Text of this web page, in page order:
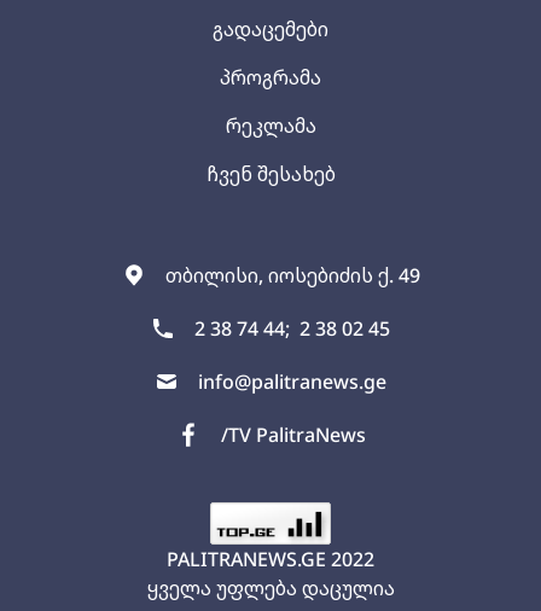
თბილისი, იოსებიძის ქ. 49
2 38 74 44; 2 38 02 45
info@palitranews.ge
/TV PalitraNews
გადაცემები
პროგრამა
რეკლამა
ჩვენ შესახებ
PALITRANEWS.GE 2022
ყველა უფლება დაცულია